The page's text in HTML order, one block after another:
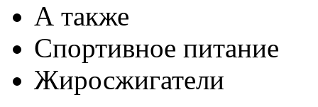
А также
Спортивное питание
Жиросжигатели